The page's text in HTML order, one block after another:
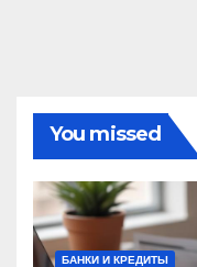
You missed
БАНКИ И КРЕДИТЫ